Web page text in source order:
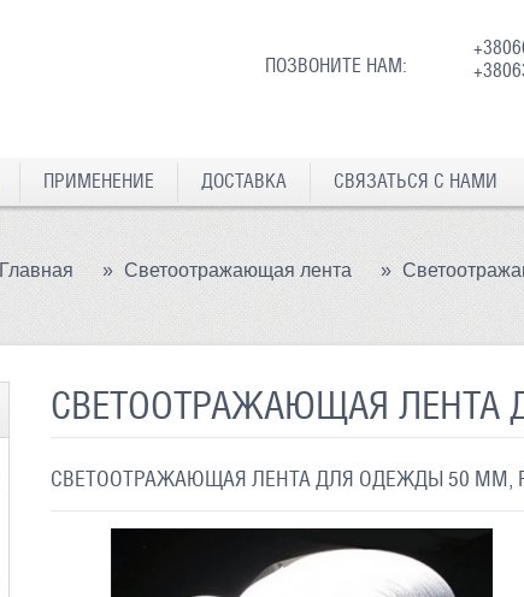
ПОЗВОНИТЕ НАМ:
ПРИМЕНЕНИЕ ДОСТАВКА СВЯЗАТЬСЯ С НАМИ
Главная » Светоотражающая лента »
СВЕТООТРАЖАЮЩАЯ ЛЕНТА
СВЕТООТРАЖАЮЩАЯ ЛЕНТА ДЛЯ ОДЕЖДЫ 50 ММ,